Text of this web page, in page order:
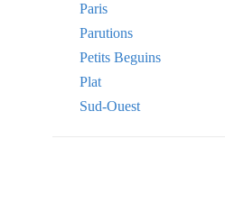
Paris
Parutions
Petits Beguins
Plat
Sud-Ouest